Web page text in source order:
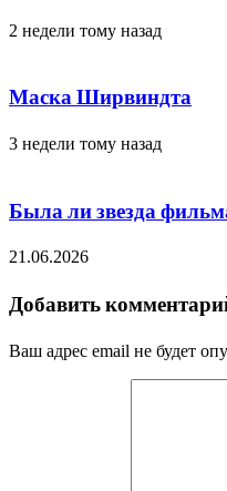
2 недели тому назад
Маска Ширвиндта
3 недели тому назад
Была ли звезда
21.06.2026
Добавить
Ваш адрес email не будет